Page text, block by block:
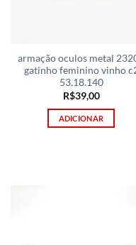
armação oculos metal
gatinho feminino vinho
53.18.140
R$39,00
ADICIONAR